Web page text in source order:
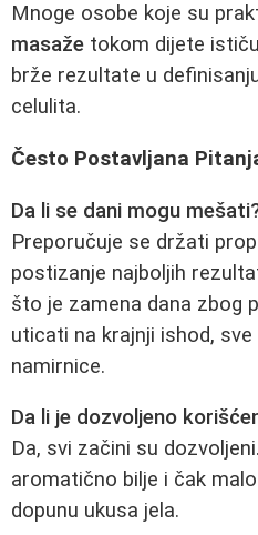
Mnoge osobe koje su
masaže tokom dijete
brže rezultate u
celulita.
Često Postavljana
Da li se dani mogu
Preporučuje se držati
postizanje najboljih
što je zamena dana zbog
uticati na krajnji ishod,
namirnice.
Da li je dozvoljeno
Da, svi začini su
aromatično bilje i čak
dopunu ukusa jela.